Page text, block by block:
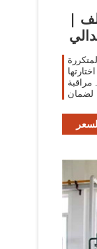
|
لضمان